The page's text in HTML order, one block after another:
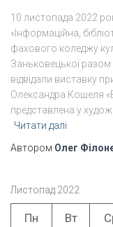
10 листопада 2022
«Інформаційна,
фахового коледжу
Заньковецької
відвідали виставку
Олександра Кошеля
представлена у
Читати далі
Автором Олег
Листопад 2022
Пн Вт